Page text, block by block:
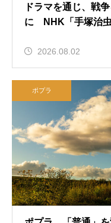
ドラマを通じ、戦
に NHK「手塚治虫
2026.08.02
ポプラ